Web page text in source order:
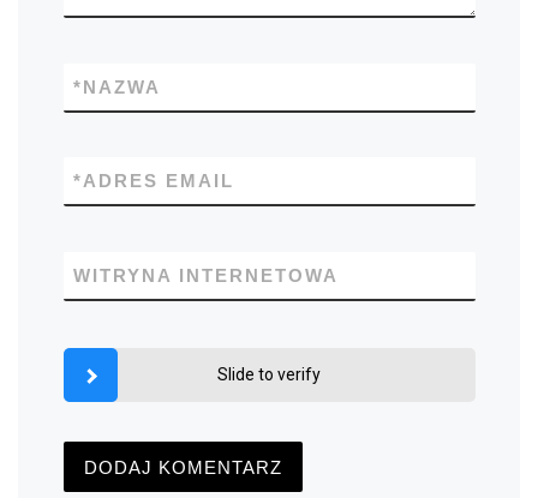
NAZWA
*
ADRES EMAIL
*
WITRYNA INTERNETOWA
Slide to verify